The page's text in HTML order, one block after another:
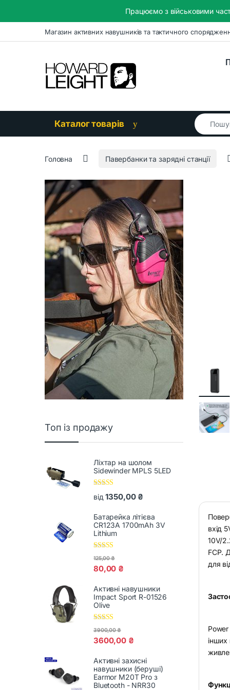
Skip to navigation
Skip to contentМагазин активних навушників та тактичного
Каталог товарів
Search for:
Головна Павербанки та зарядні станції
вхід
10V/
FCP.
для
інших
Топ із продажу
Ліхтар на шолом
Sidewinder MPLS 5LED
Оцінено в
5.00 з 5
від1350,00 ₴
Батарейка літієва
CR123A 1700mAh 3V
Lithium
Оцінено в
5.00
80,00 ₴
125,00₴
Активні навушники
Impact Sport R-01526
Olive
Оцінено в
з 5
3600,00 ₴
3900,00₴
Активні захисні
навушники (беруші)
Earmor M20T Pro з
Bluetooth - NRR30
Працюємо з військовими